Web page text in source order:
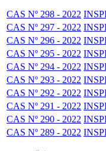
CAS Nº 298 - 2022
CAS Nº 297 - 2022
CAS Nº 296 - 2022
CAS Nº 295 - 2022
CAS Nº 294 - 2022
CAS Nº 293 - 2022
CAS Nº 292 - 2022
CAS Nº 291 - 2022
CAS Nº 290 - 2022
CAS Nº 289 - 2022